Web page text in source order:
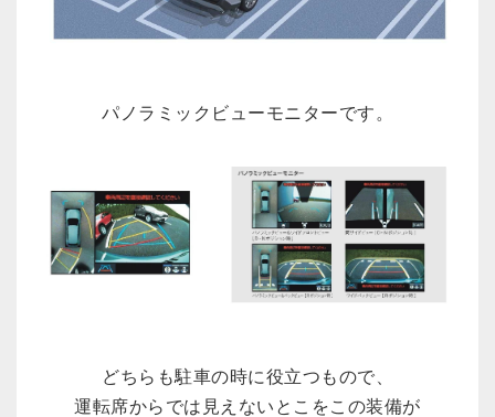
パノラミックビューモニターです。
どちらも駐車の時に役立つもので、
運転席からでは見えないとこをこの装備が